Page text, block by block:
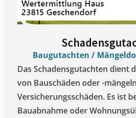
Baugutachten /
Das Schadensgutachten dient
von Bauschäden oder -
Versicherungsschäden. Es ist
Bauabnahme oder